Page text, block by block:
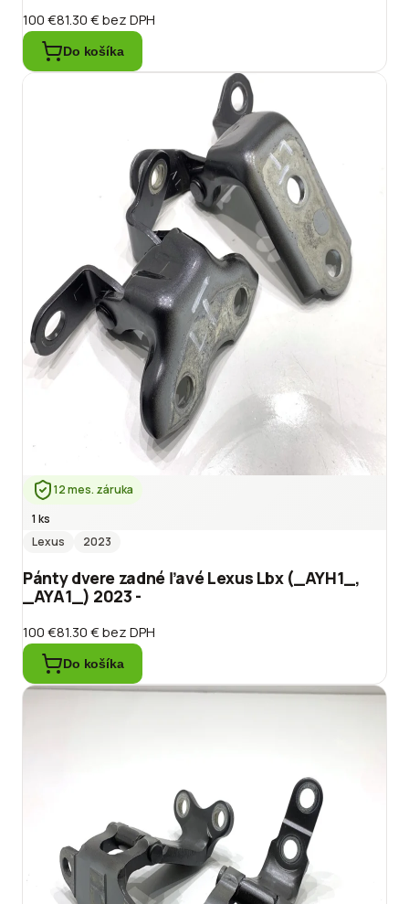
100 €81.30 €bez DPH
Do košíka
12 mes. záruka
1 ks
Lexus
2023
Pánty dvere zadné ľavé Lexus Lbx (_AYH1_,
_AYA1_) 2023 -
100 €81.30 €bez DPH
Do košíka